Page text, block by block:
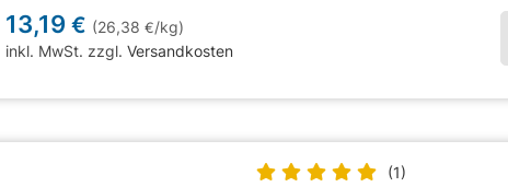
13,19€ (26,38€/kg)
inkl. MwSt. zzgl.Versandkosten
(1)